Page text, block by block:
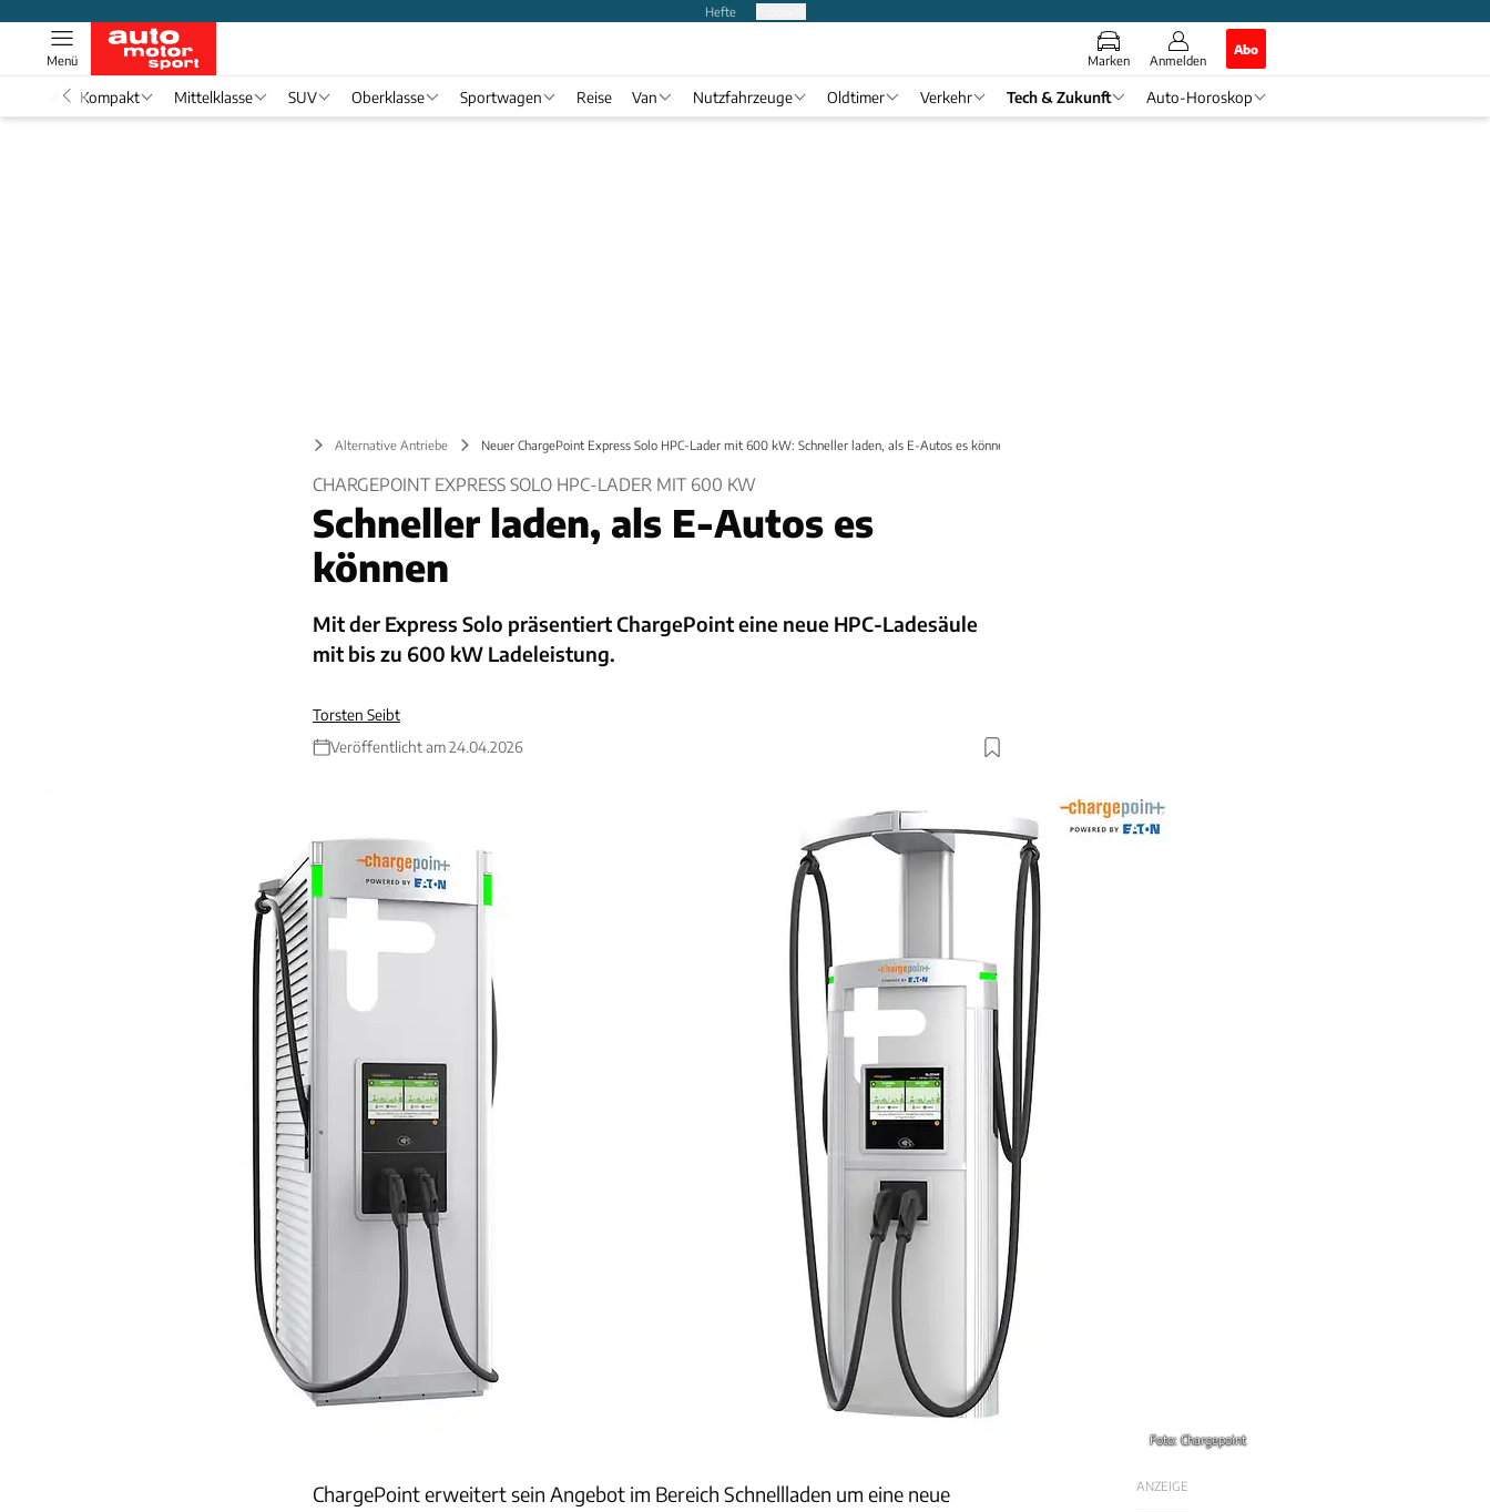
Hefte
Marken Anmelden
Abo
Menü
Kompakt Mittelklasse SUV Oberklasse Sportwagen Reise Van Nutzfahrzeuge Oldtimer Verkehr Tech & Zukunft Auto-Horoskop
Alternative Antriebe Neuer ChargePoint Express Solo HPC-Lader mit 600 kW: Schneller laden, als E-Autos es können
CHARGEPOINT EXPRESS SOLO HPC-LADER MIT 600 KW
Schneller laden, als E-Autos es
können
Mit der Express Solo präsentiert ChargePoint eine neue HPC-Ladesäule
mit bis zu 600 kW Ladeleistung.
Torsten Seibt
Veröffentlicht am 24.04.2026
Foto: Chargepoint
ANZEIGE
ChargePoint erweitert sein Angebot im Bereich Schnellladen um eine neue